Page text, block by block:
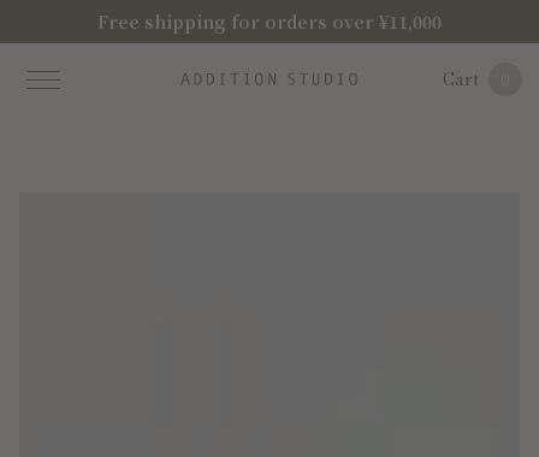
Free shipping for orders over ¥11,000
Cart